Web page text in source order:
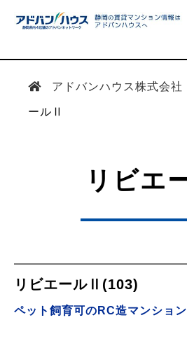
アドバンハウス株式会社
ールⅡ
リビエ
リビエールⅡ(103)
ペット飼育可のRC造マンショ